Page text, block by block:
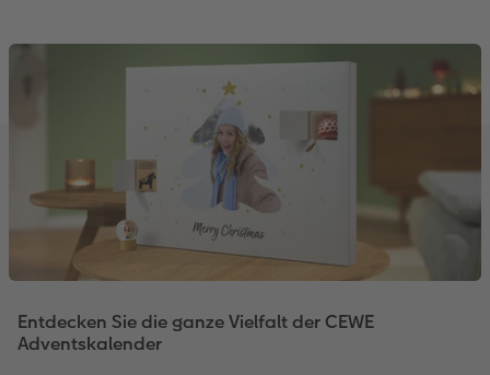
Entdecken Sie die ganze Vielfalt der CEWE
Adventskalender